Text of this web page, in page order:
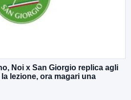
Noi x San Giorgio replica agli
lezione, ora magari una